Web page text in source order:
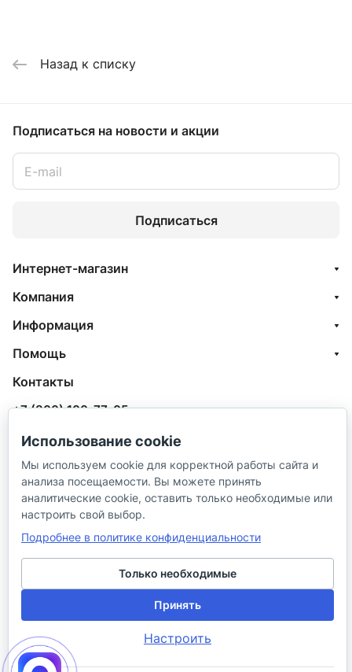
Назад к списку
Подписаться на новости и акции
Подписаться
Интернет-магазин
Компания
Информация
Помощь
Контакты
+7 (800) 100-77-05
info@aquatehnik.com
г. Краснодар (Центр),
ул. Чкалова, 167
© 2026 ИП Сибирцев И. В.
Политика в отношении песональных
данных
Использование cookie
Мы используем cookie для корректной работы сайта и
анализа посещаемости. Вы можете принять
аналитические cookie, оставить только необходимые или
настроить свой выбор.
Подробнее в политике конфиденциальности
Только необходимые
Принять
Настроить